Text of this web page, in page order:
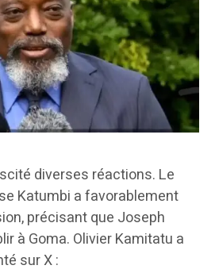
diverses réactions. Le
Katumbi a favorablement
précisant que Joseph
à Goma. Olivier Kamitatu a
sur X :